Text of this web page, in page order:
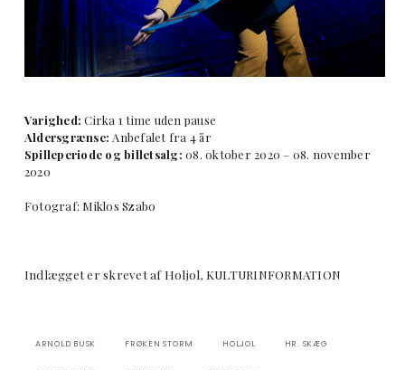
Varighed:Cirka 1 time uden pause
Aldersgrænse:Anbefalet fra 4 år
Spilleperiode og billetsalg:08. oktober 2020 – 08. november
2020
Fotograf: Miklos Szabo
Indlægget er skrevet af Holjol, KULTURINFORMATION
ARNOLD BUSK FRØKEN STORM HOLJOL HR. SKÆG